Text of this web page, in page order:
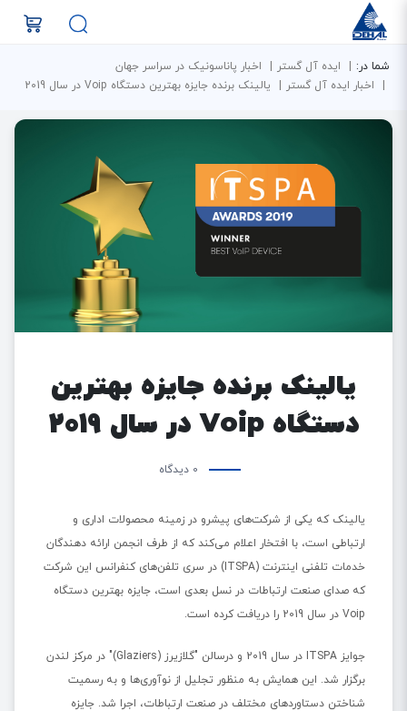
شما در: ایده آل گستر
اخبار پاناسونیک در سراسر جهان
اخبار ایده آل گستر
یالینک برنده جایزه بهترین دستگاه Voip در سال 2019
یالینک برنده جایزه بهترین
دستگاه Voip در سال 2019
0 دیدگاه
یالینک که یکی از شرکت‌های پیشرو در زمینه محصولات اداری و
ارتباطی است، با افتخار اعلام می‌کند که از طرف انجمن ارائه دهندگان
خدمات تلفنی اینترنت (ITSPA) در سری تلفن‌های کنفرانس این شرکت
که صدای صنعت ارتباطات در نسل بعدی است، جایزه بهترین دستگاه
Voip در سال 2019 را دریافت کرده است.
جوایز ITSPA در سال 2019 و درسالن "گلازیرز (Glaziers)" در مرکز لندن
برگزار شد. این همایش به منظور تجلیل از نوآوری‌ها و به رسمیت
شناختن دستاوردهای مختلف در صنعت ارتباطات، اجرا شد. جایزه